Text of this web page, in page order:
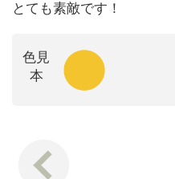
とても素敵です！
色見
本